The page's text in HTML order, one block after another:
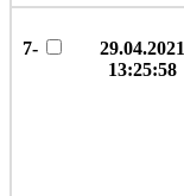
7-
29.04.2021
13:25:58